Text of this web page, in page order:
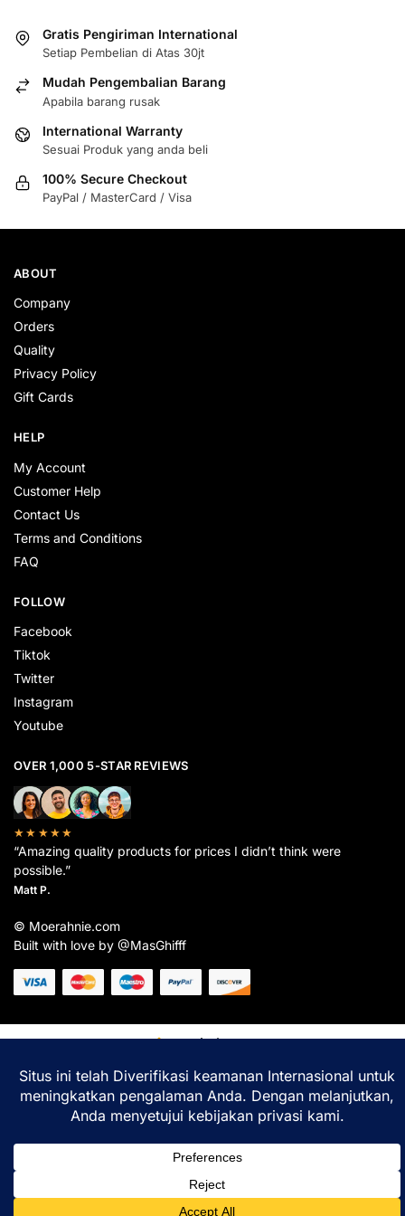
Gratis Pengiriman International
Setiap Pembelian di Atas 30jt
Mudah Pengembalian Barang
Apabila barang rusak
International Warranty
Sesuai Produk yang anda beli
100% Secure Checkout
PayPal / MasterCard / Visa
ABOUT
Company
Orders
Quality
Privacy Policy
Gift Cards
HELP
My Account
Customer Help
Contact Us
Terms and Conditions
FAQ
FOLLOW
Facebook
Tiktok
Twitter
Instagram
Youtube
OVER 1,000 5-STAR REVIEWS
★★★★★
“Amazing quality products for prices I didn’t think were
possible.”
Matt P.
© Moerahnie.com
Built with love by @MasGhifff
Moerahnie.com
pengalaman belanja terbaik Anda.